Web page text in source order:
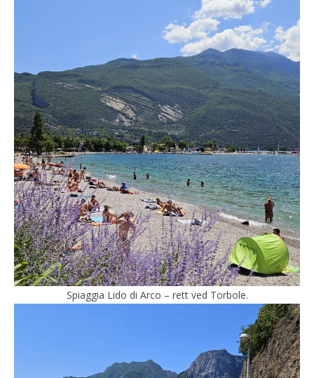
Spiaggia Lido di Arco – rett ved Torbole.